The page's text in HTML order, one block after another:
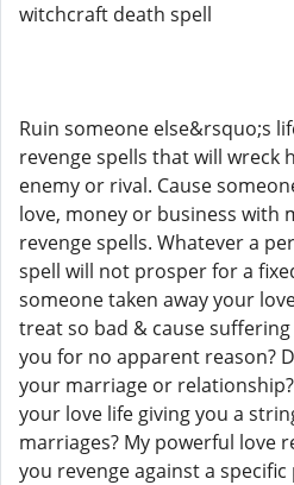
witchcraft death spell
Ruin someone else&rsquo;s
revenge spells that will wreck
enemy or rival. Cause
love, money or business with
revenge spells. Whatever a
spell will not prosper for a
someone taken away your
treat so bad & cause
you for no apparent reason?
your marriage or
your love life giving you a
marriages? My powerful love
you revenge against a